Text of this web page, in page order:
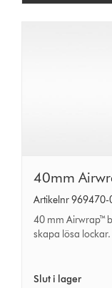
40mm
Airwrap™
barrels
40mm
Artikelnr 969470-
40 mm Airwrap™
skapa lösa lockar.
Slut i lager